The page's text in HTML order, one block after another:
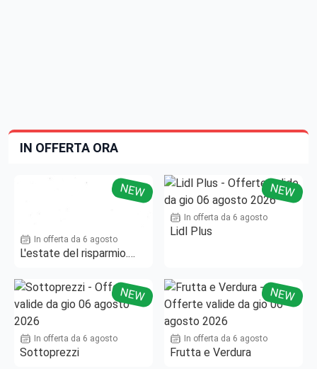
IN OFFERTA ORA
NEW
In offerta da 6 agosto
L'estate del risparmio.
NEW
In offerta da 6 agosto
Lidl Plus
NEW
In offerta da 6 agosto
Sottoprezzi
NEW
In offerta da 6 agosto
Frutta e Verdura